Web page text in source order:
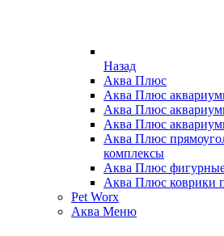
Назад
Аква Плюс
Аква Плюс
Аква Плюс
Аква Плюс
Аква Плюс
комплексы
Аква Плюс
Аква Плюс коврики
Pet Worx
Аква Меню